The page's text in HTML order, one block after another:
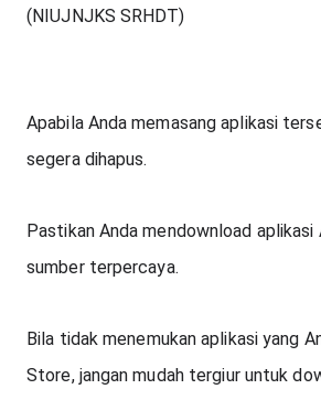
(NIUJNJKS SRHDT)
Apabila Anda memasang aplikasi
segera dihapus.
Pastikan Anda mendownload aplikasi
sumber terpercaya.
Bila tidak menemukan aplikasi yang
Store, jangan mudah tergiur untuk